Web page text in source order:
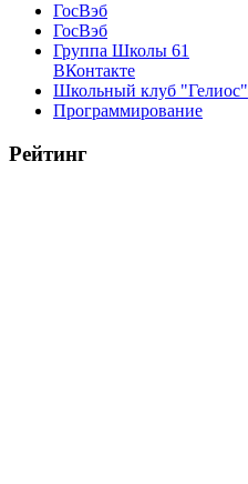
ГосВэб
ГосВэб
Группа Школы 61
ВКонтакте
Школьный клуб "Гелиос"
Программирование
Рейтинг